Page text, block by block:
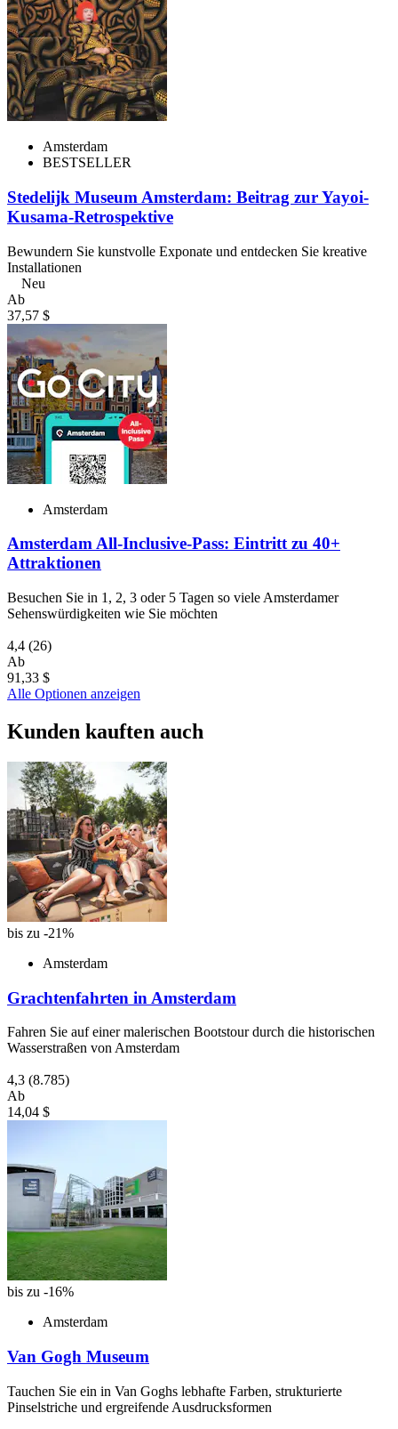
Amsterdam
BESTSELLER
Stedelijk Museum Amsterdam: Beitrag zur Yayoi-
Kusama-Retrospektive
Bewundern Sie kunstvolle Exponate und entdecken Sie kreative
Installationen
Neu
Ab
37,57 $
Amsterdam
Amsterdam All-Inclusive-Pass: Eintritt zu 40+
Attraktionen
Besuchen Sie in 1, 2, 3 oder 5 Tagen so viele Amsterdamer
Sehenswürdigkeiten wie Sie möchten
4,4 (26)
Ab
91,33 $
Alle Optionen anzeigen
Kunden kauften auch
bis zu -21%
Amsterdam
Grachtenfahrten in Amsterdam
Fahren Sie auf einer malerischen Bootstour durch die historischen
Wasserstraßen von Amsterdam
4,3 (8.785)
Ab
14,04 $
bis zu -16%
Amsterdam
Van Gogh Museum
Tauchen Sie ein in Van Goghs lebhafte Farben, strukturierte
Pinselstriche und ergreifende Ausdrucksformen